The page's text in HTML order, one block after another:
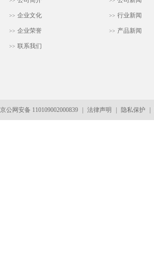
>> 企业文化
>> 企业荣誉
>> 联系我们
>> 行业新闻
>> 产品新闻
京公网安备 110109002000839 法律声明 隐私保护